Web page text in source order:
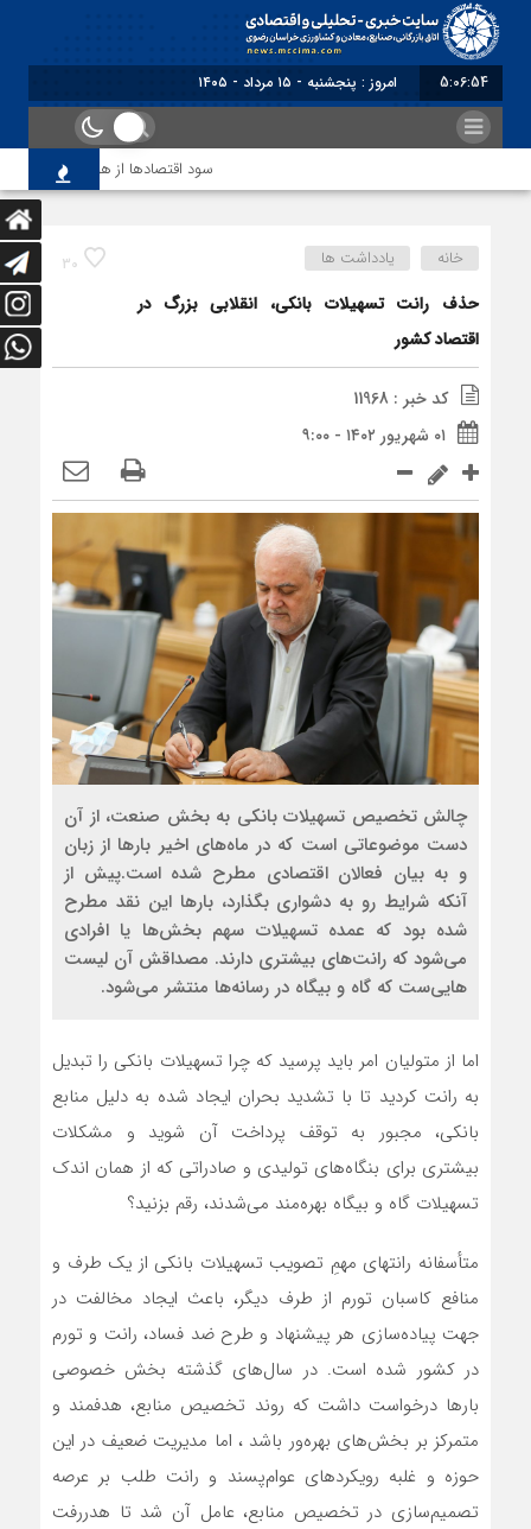
5:06:55 امروز : پنجشنبه - ۱۵ مرداد - ۱۴۰۵
سود اقتصاد‌ها از هوش مصنوعی
30 خانه یادداشت ها
حذف رانت تسهیلات بانکی، انقلابی بزرگ در
اقتصاد کشور
کد خبر : 11968
۰۱ شهریور ۱۴۰۲ - ۹:۰۰
چالش تخصیص تسهیلات بانکی به بخش صنعت، از آن
دست موضوعاتی است که در ماه‌های اخیر بارها از زبان
و به بیان فعالان اقتصادی مطرح شده است.پیش از
آنکه شرایط رو به دشواری بگذارد، بارها این نقد مطرح
شده بود که عمده تسهیلات سهم بخش‌ها یا افرادی
می‌شود که رانت‌های بیشتری دارند. مصداقش آن لیست‌
هایی‌ست که گاه و بیگاه در رسانه‌ها منتشر می‌شود.
اما از متولیان امر باید پرسید که چرا تسهیلات بانکی را تبدیل
به رانت کردید تا با تشدید بحران ایجاد شده به دلیل منابع
بانکی، مجبور به توقف پرداخت آن شوید و مشکلات
بیشتری برای بنگاه‌های تولیدی و صادراتی که از همان اندک
تسهیلات گاه و بیگاه بهره‌مند می‌شدند، رقم بزنید؟
متأسفانه رانتهای مهمِ تصویب تسهیلات بانکی از یک طرف و
منافع کاسبان تورم از طرف دیگر، باعث ایجاد مخالفت در
جهت پیاده‌سازی هر پیشنهاد و طرح ضد فساد، رانت و تورم
در کشور شده ‌است. در سال‌های گذشته بخش خصوصی
بارها درخواست داشت که روند تخصیص منابع، هدفمند و
متمرکز بر بخش‌های بهره‌ور باشد ، اما مدیریت ضعیف در این
حوزه و غلبه رویکردهای عوام‌پسند و رانت طلب بر عرصه
تصمیم‌سازی در تخصیص منابع، عامل آن شد تا هدررفت